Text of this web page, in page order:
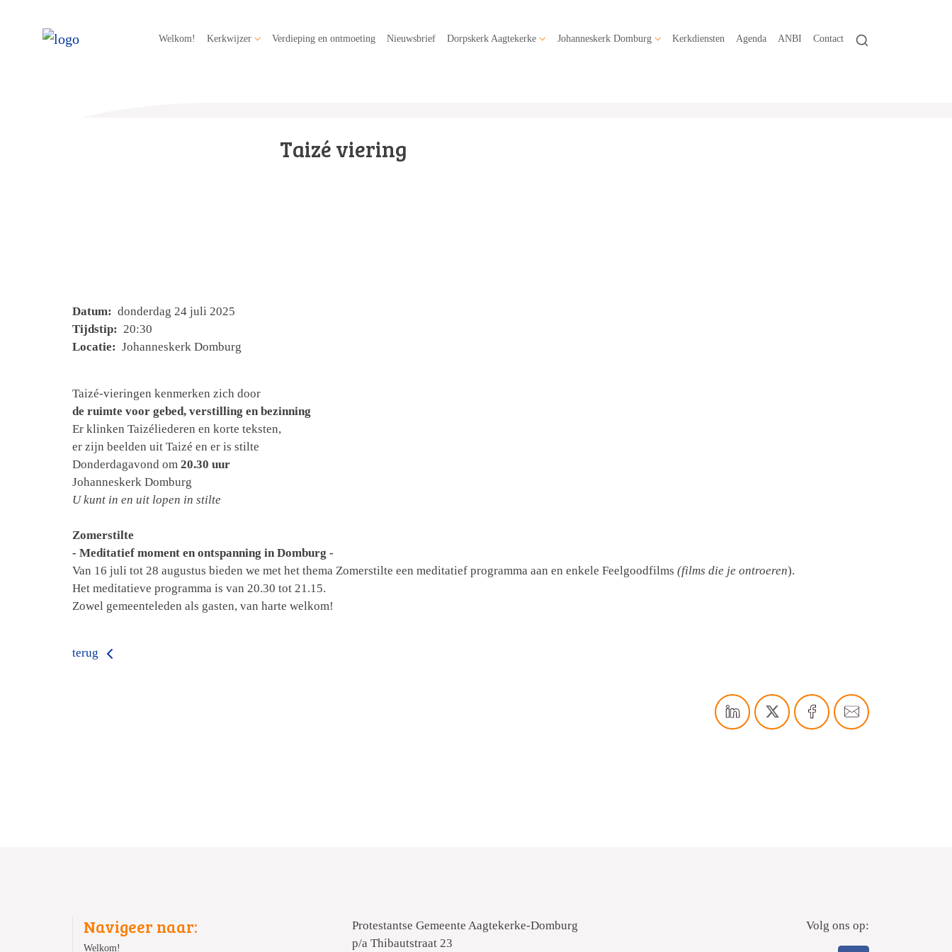
Welkom! Kerkwijzer Verdieping en ontmoeting Nieuwsbrief Dorpskerk Aagtekerke Johanneskerk Domburg Kerkdiensten Agenda ANBI Contact
Taizé viering
Datum: donderdag 24 juli 2025
Tijdstip: 20:30
Locatie: Johanneskerk Domburg
Taizé-vieringen kenmerken zich door
de ruimte voor gebed, verstilling en bezinning
Er klinken Taizéliederen en korte teksten,
er zijn beelden uit Taizé en er is stilte
Donderdagavond om 20.30 uur
Johanneskerk Domburg
U kunt in en uit lopen in stilte
Zomerstilte
- Meditatief moment en ontspanning in Domburg -
Van 16 juli tot 28 augustus bieden we met het thema Zomerstilte een meditatief programma aan en enkele Feelgoodfilms (films die je ontroeren).
Het meditatieve programma is van 20.30 tot 21.15.
Zowel gemeenteleden als gasten, van harte welkom!
terug
Navigeer naar:
Welkom!
Protestantse Gemeente Aagtekerke-Domburg
p/a Thibautstraat 23
Volg ons op: